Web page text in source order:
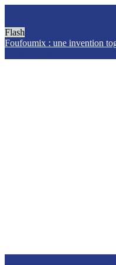
Flash
Foufoumix : une invention